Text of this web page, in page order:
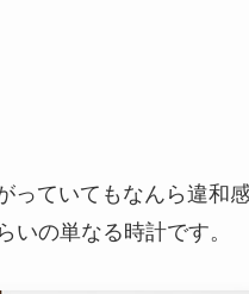
っていてもなんら違和
の単なる時計です。